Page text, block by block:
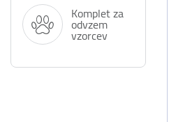
Komplet za
odvzem
vzorcev